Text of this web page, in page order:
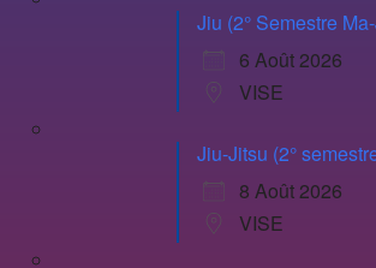
Jiu (2° Semestre
6 Août 2026
VISE
Jiu-Jitsu (2°
8 Août 2026
VISE